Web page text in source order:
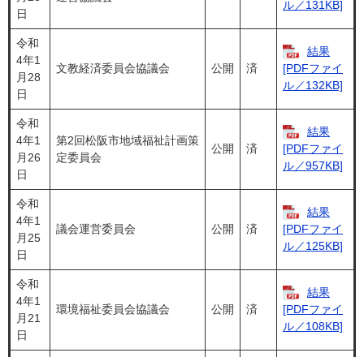
日
ル／131KB]
令和
4年1
月28
日
文教経済委員会協議会 公開 済
結果
[PDFファイ
ル／132KB]
令和
4年1
月26
日
第2回松阪市地域福祉計画策
定委員会
公開 済
結果
[PDFファイ
ル／957KB]
令和
4年1
月25
日
議会運営委員会 公開 済
結果
[PDFファイ
ル／125KB]
令和
4年1
月21
日
環境福祉委員会協議会 公開 済
結果
[PDFファイ
ル／108KB]